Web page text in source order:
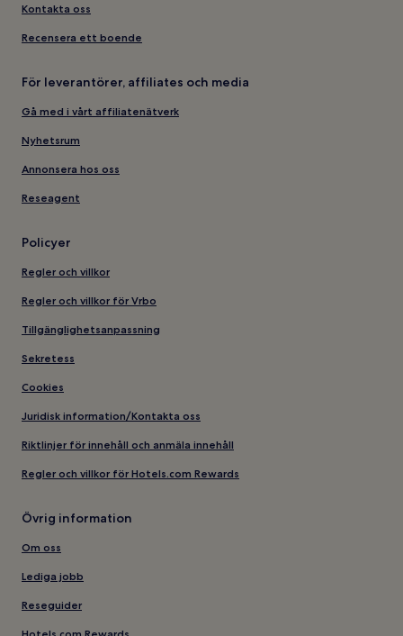
Kontakta oss
Recensera ett boende
För leverantörer, affiliates och media
Gå med i vårt affiliatenätverk
Nyhetsrum
Annonsera hos oss
Reseagent
Policyer
Regler och villkor
Regler och villkor för Vrbo
Tillgänglighetsanpassning
Sekretess
Cookies
Juridisk information/Kontakta oss
Riktlinjer för innehåll och anmäla innehåll
Regler och villkor för Hotels.com Rewards
Övrig information
Om oss
Lediga jobb
Reseguider